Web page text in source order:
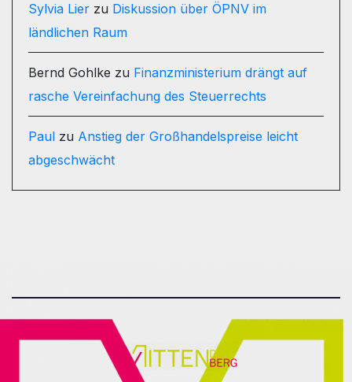
Sylvia Lier zu Diskussion über ÖPNV im
ländlichen Raum
Bernd Gohlke zu Finanzministerium drängt auf
rasche Vereinfachung des Steuerrechts
Paul zu Anstieg der Großhandelspreise leicht
abgeschwächt